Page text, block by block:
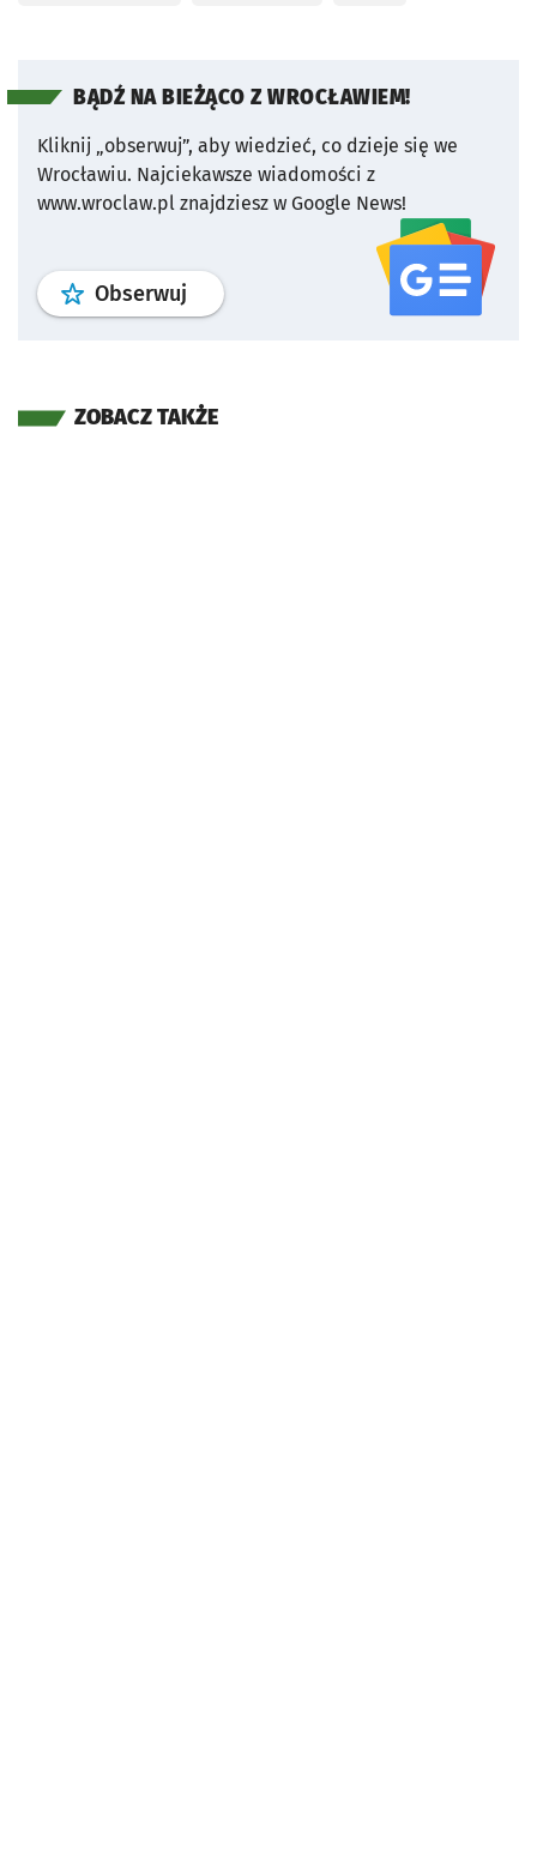
BĄDŹ NA BIEŻĄCO Z WROCŁAWIEM!
Kliknij „obserwuj”, aby wiedzieć, co dzieje się we
Wrocławiu. Najciekawsze wiadomości z
www.wroclaw.pl znajdziesz w Google News!
Obserwuj profil serwisu
ZOBACZ TAKŻE